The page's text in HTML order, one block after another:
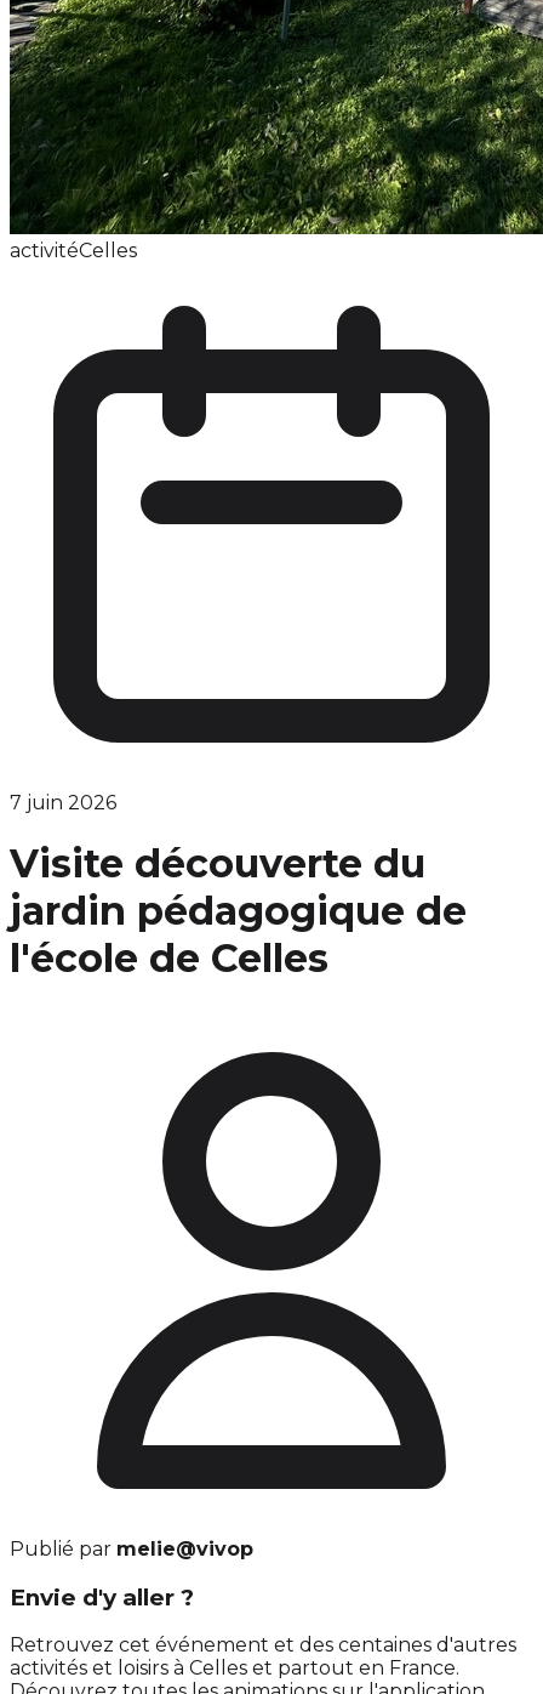
activitéCelles
7 juin 2026
Visite découverte du
jardin pédagogique de
l'école de Celles
Publié par melie@vivop
Envie d'y aller ?
Retrouvez cet événement et des centaines d'autres
activités et loisirs à Celles et partout en France.